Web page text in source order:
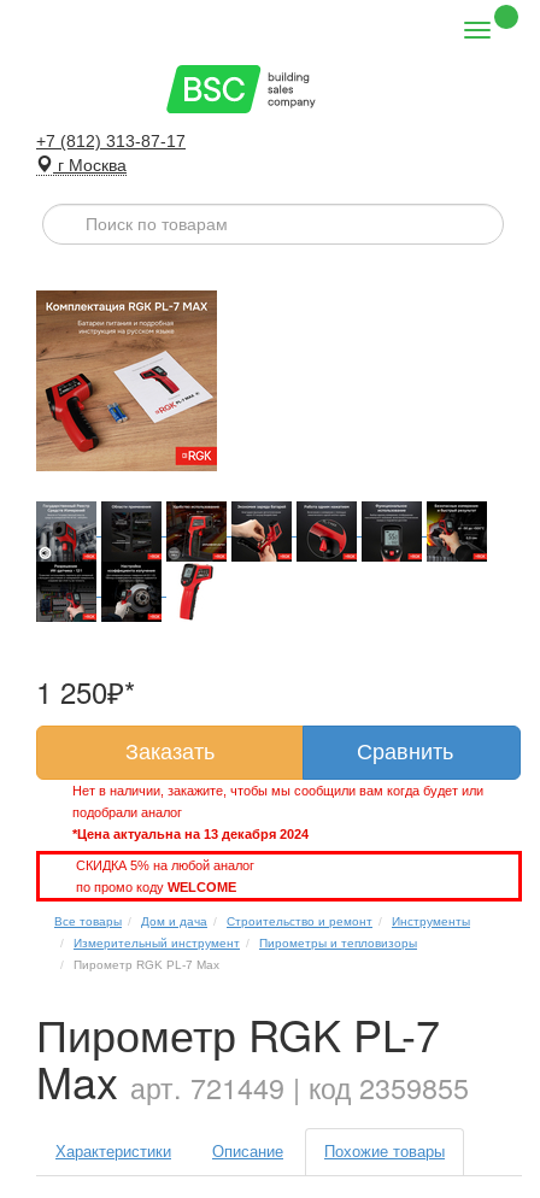
+7 (812) 313-87-17
г Москва
1 250₽*
Заказать Сравнить
Нет в наличии, закажите, чтобы мы сообщили вам когда будет или
подобрали аналог
*Цена актуальна на 13 декабря 2024
СКИДКА 5% на любой аналог
по промо коду WELCOME
Все товары Дом и дача Строительство и ремонт
Инструменты
Измерительный инструмент
Пирометры и тепловизоры
Пирометр RGK PL-7 Max
Пирометр RGK PL-7
Max арт. 721449 | код 2359855
Характеристики Описание Похожие товары